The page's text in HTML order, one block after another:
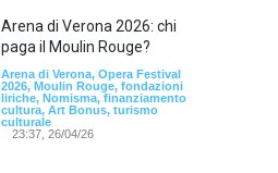
Arena di Verona 2026: chi
paga il Moulin Rouge?
Arena di Verona, Opera Festival
2026, Moulin Rouge, fondazioni
liriche, Nomisma, finanziamento
cultura, Art Bonus, turismo
culturale
23:37, 26/04/26